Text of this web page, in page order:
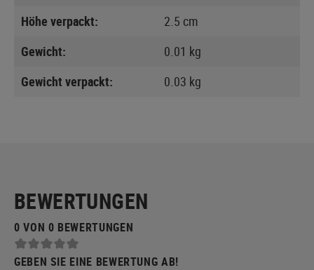
Höhe verpackt:
2.5 cm
Gewicht:
0.01 kg
Gewicht verpackt:
0.03 kg
BEWERTUNGEN
0 VON 0 BEWERTUNGEN
GEBEN SIE EINE BEWERTUNG AB!